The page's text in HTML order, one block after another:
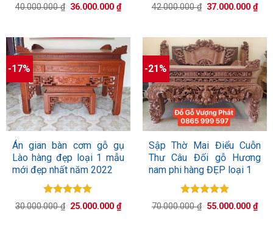
40.000.000₫ Giá
36.000.000₫Giá
hiện
36.000.000 ₫.
42.000.000₫ Giá
37.000.000₫Giá
-17%
Án gian bàn cơm gỗ gụ
Lào hàng đẹp loại 1 mẫu
mới đẹp nhất năm 2022
Được xếp
hạng
30.000.000₫ Giá
25.000.000₫Giá
hiện
-21%
Sập Thờ Mai Điểu Cuỗn
Thư Câu Đối gỗ Hương
nam phi hàng ĐẸP loại 1
Được xếp
hạng
70.000.000₫ Giá
55.000.000₫Giá